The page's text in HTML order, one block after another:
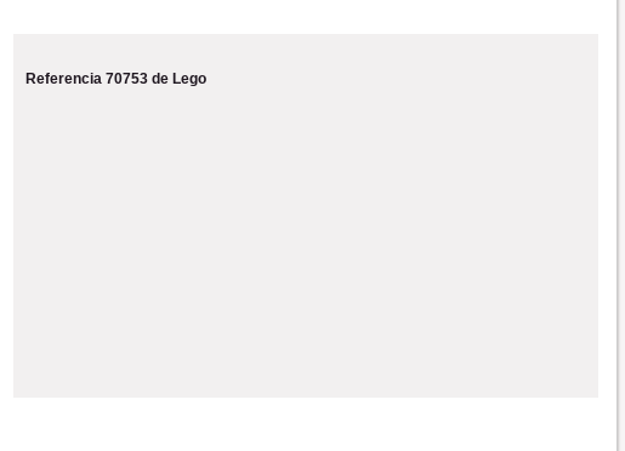
Referencia 70753 de Lego